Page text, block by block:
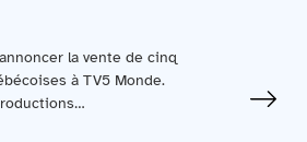
la vente de cinq
à TV5 Monde.